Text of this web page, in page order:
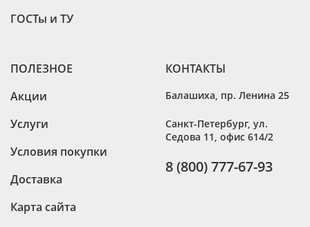
ГОСТы и ТУ
ПОЛЕЗНОЕ
Акции
Услуги
Условия покупки
Доставка
Карта сайта
КОНТАКТЫ
Балашиха пр. Ленина 25
Санкт-Петербург, ул.
Седова 11, офис 614/2
8 (800) 777-67-93